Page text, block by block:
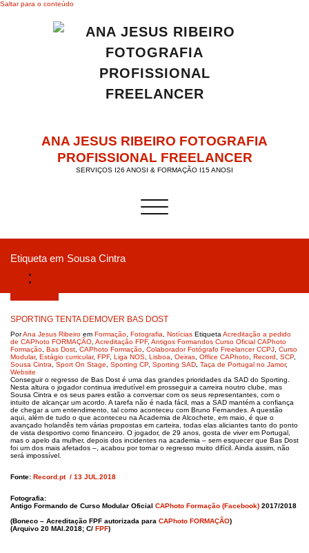
Saltar para o conteúdo
ANA JESUS RIBEIRO FOTOGRAFIA
PROFISSIONAL FREELANCER
SERVIÇOS I26 ANOSI & FORMAÇÃO I15 ANOSI
Alternar a navegação
Etiqueta em Sousa Cintra
SPORTING TENTA DEMOVER BAS DOST
PorAna Jesus Ribeiro em Formação Fotografia Notícias Etiqueta Acreditação a pedido
de CAPhoto FORMAÇÃO Acreditação FPF, Antigos Formandos Curso Oficial CAPhoto
Formação Bas Dost CAPhoto Formação Colaborador Fotógrafo Freelancer CCPJ Curso
Modular, Estágio curricular, FPF, Liga NOS Lisboa Oeiras Office CAPhoto Record SCP,
Sousa Cintra
Sport On Stage Sporting CP, Sporting SAD Taça de Portugal no Jamor,
Website
Conseguir o regresso de Bas Dost é uma das grandes prioridades da SAD do Sporting.
Nesta altura o jogador continua irredutível em prosseguir a carreira noutro clube, mas
Sousa Cintra e os seus pares estão a conversar com os seus representantes, com o
intuito de alcançar um acordo. A tarefa não é nada fácil, mas a SAD mantém a confiança
de chegar a um entendimento, tal como aconteceu com Bruno Fernandes. A questão
aqui, além de tudo o que aconteceu na Academia de Alcochete, em maio, é que o
avançado holandês tem várias propostas em carteira, todas elas aliciantes tanto do ponto
de vista desportivo como financeiro. O jogador, de 29 anos, gosta de viver em Portugal,
mas o apelo da mulher, depois dos incidentes na academia – sem esquecer que Bas Dost
foi um dos mais afetados –, acabou por tornar o regresso muito difícil. Ainda assim, não
será impossível.
Fonte: Record.pt / 13 JUL.2018
Fotografia:
Antigo Formando de Curso Modular Oficial CAPhoto Formação (Facebook) 2017/2018
(Boneco – Acreditação FPF autorizada para CAPhoto FORMAÇÃO)
(Arquivo 20 MAI.2018; C/ FPF)